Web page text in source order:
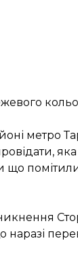
метро
що
наразі